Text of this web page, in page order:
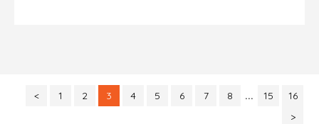
< 1 2 3 4 5 6 7 8 ... 15
16
>